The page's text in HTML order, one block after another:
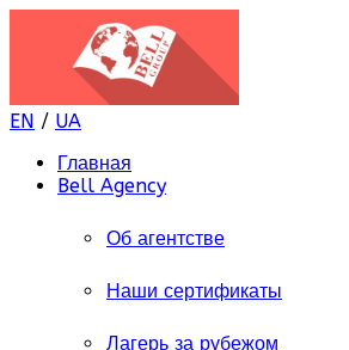
EN / UA
Главная
Bell Agency
Об агентстве
Наши сертификаты
Лагерь за рубежом